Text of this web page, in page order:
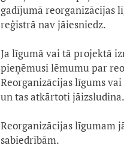
gadījumā reorganizācijas
reģistrā nav jāiesniedz.
Ja līgumā vai tā projektā
pieņēmusi lēmumu par
Reorganizācijas līgums
un tas atkārtoti jāizsludina.
Reorganizācijas līgumam
sabiedrībām.